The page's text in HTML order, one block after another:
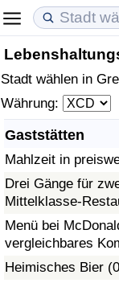
Stadt wählen in
Währung:
Gaststätten
Mahlzeit in
Drei Gänge für
Mittelklasse-
Menü bei
vergleichbares
Heimisches Bier
in Akaba
Immobilienpreise
Immobilienpreis-
Immobilienpreis-
Immobilienpreis-
Lebensqualität
Lebensqualität-
Lebensqualität-
Kriminalität
Kriminalitäts-